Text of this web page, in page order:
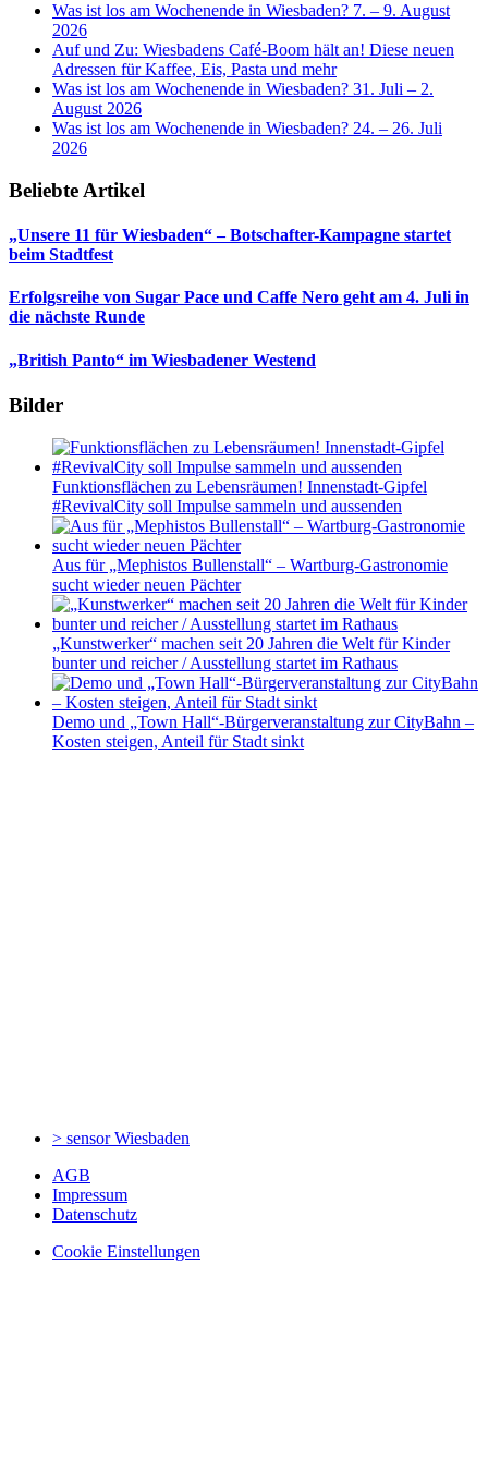
Was ist los am Wochenende in Wiesbaden? 7. – 9. August
2026
Auf und Zu: Wiesbadens Café-Boom hält an! Diese neuen
Adressen für Kaffee, Eis, Pasta und mehr
Was ist los am Wochenende in Wiesbaden? 31. Juli – 2.
August 2026
Was ist los am Wochenende in Wiesbaden? 24. – 26. Juli
2026
Beliebte Artikel
„Unsere 11 für Wiesbaden“ – Botschafter-Kampagne startet
beim Stadtfest
Erfolgsreihe von Sugar Pace und Caffe Nero geht am 4. Juli in
die nächste Runde
„British Panto“ im Wiesbadener Westend
Bilder
Funktionsflächen zu Lebensräumen! Innenstadt-Gipfel
#RevivalCity soll Impulse sammeln und aussenden
Aus für „Mephistos Bullenstall“ – Wartburg-Gastronomie
sucht wieder neuen Pächter
„Kunstwerker“ machen seit 20 Jahren die Welt für Kinder
bunter und reicher / Ausstellung startet im Rathaus
Demo und „Town Hall“-Bürgerveranstaltung zur CityBahn –
Kosten steigen, Anteil für Stadt sinkt
> sensorWiesbaden
AGB
Impressum
Datenschutz
Cookie Einstellungen